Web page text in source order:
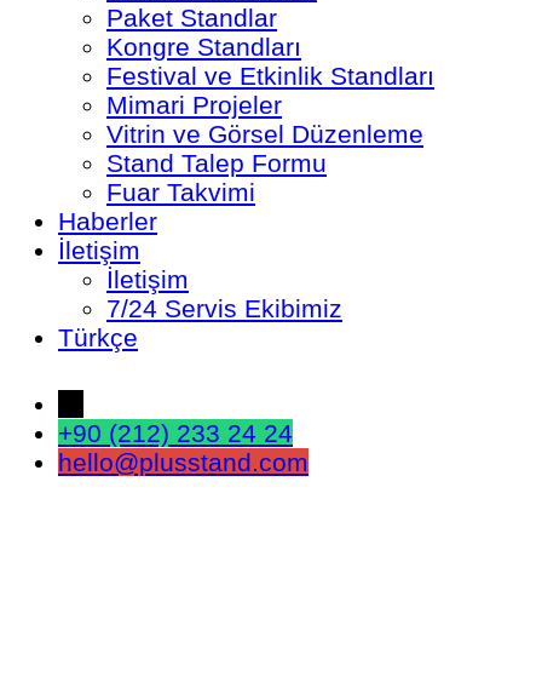
Paket Standlar
Kongre Standları
Festival ve Etkinlik Standları
Mimari Projeler
Vitrin ve Görsel Düzenleme
Stand Talep Formu
Fuar Takvimi
Haberler
İletişim
İletişim
7/24 Servis Ekibimiz
Türkçe
+90 (212) 233 24 24
hello@plusstand.com